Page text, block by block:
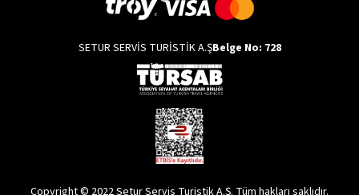
SETUR SERVİS TURİSTİK A.ŞBelge No: 728
Copyright © 2022 Setur Servis Turistik A.Ş. Tüm hakları saklıdır.